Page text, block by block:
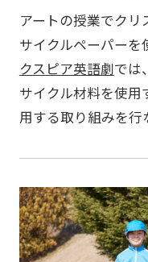
アートの授業でクリ
サイクルペーパーを
クスピア英語劇では
サイクル材料を使用
用する取り組みを行